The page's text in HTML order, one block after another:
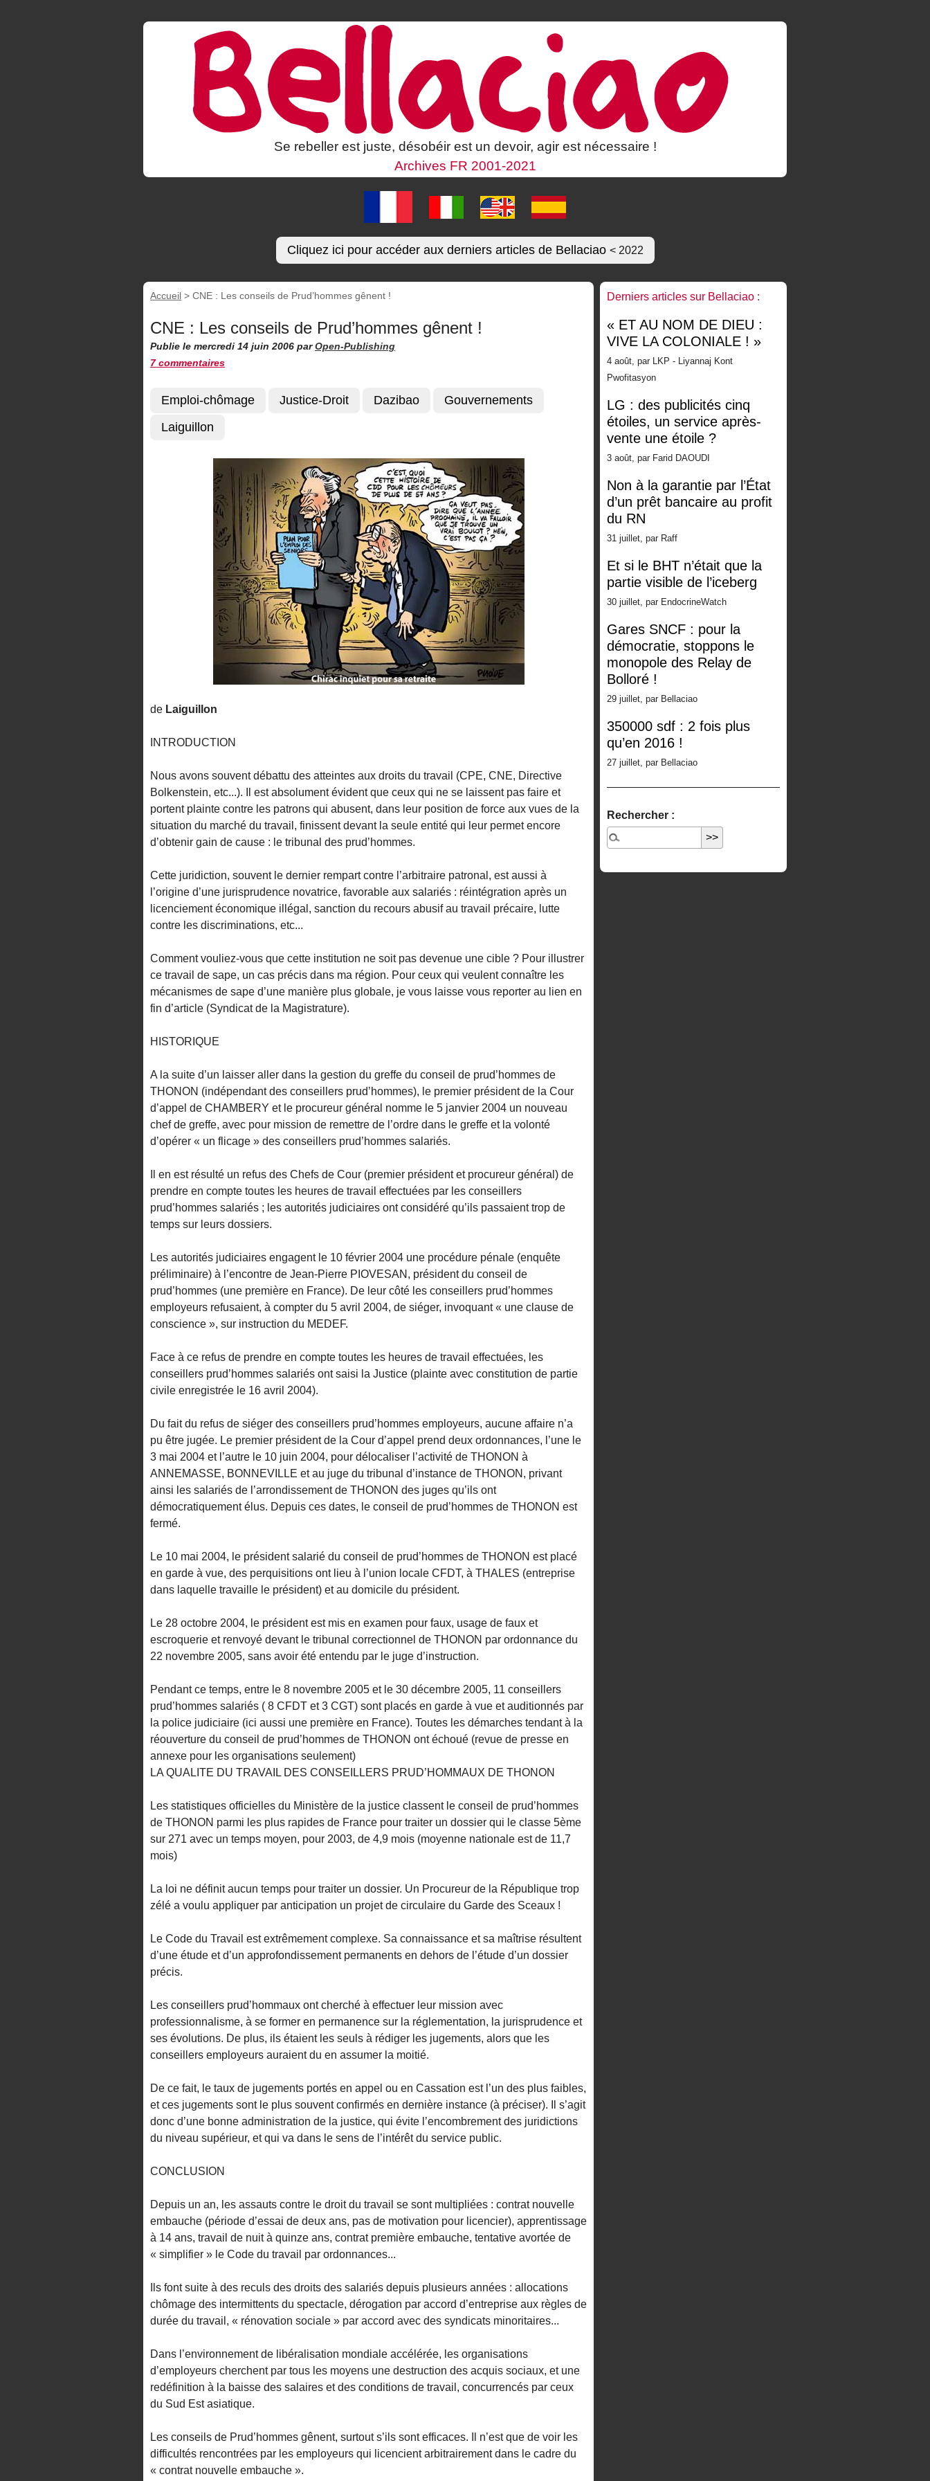
Se rebeller est juste, désobéir est un devoir, agir est nécessaire !
Archives FR 2001-2021
Cliquez ici pour accéder aux derniers articles de Bellaciao < 2022
Accueil > CNE : Les conseils de Prud’hommes gênent !
CNE : Les conseils de Prud’hommes gênent !
Publie le mercredi 14 juin 2006 parOpen-Publishing
7 commentaires
Emploi-chômage Justice-Droit Dazibao
Gouvernements
Laiguillon
de Laiguillon
INTRODUCTION
Nous avons souvent débattu des atteintes aux droits du travail (CPE, CNE, Directive
Bolkenstein, etc...). Il est absolument évident que ceux qui ne se laissent pas faire et
portent plainte contre les patrons qui abusent, dans leur position de force aux vues de la
situation du marché du travail, finissent devant la seule entité qui leur permet encore
d’obtenir gain de cause : le tribunal des prud’hommes.
Cette juridiction, souvent le dernier rempart contre l’arbitraire patronal, est aussi à
l’origine d’une jurisprudence novatrice, favorable aux salariés : réintégration après un
licenciement économique illégal, sanction du recours abusif au travail précaire, lutte
contre les discriminations, etc...
Comment vouliez-vous que cette institution ne soit pas devenue une cible ? Pour illustrer
ce travail de sape, un cas précis dans ma région. Pour ceux qui veulent connaître les
mécanismes de sape d’une manière plus globale, je vous laisse vous reporter au lien en
fin d’article (Syndicat de la Magistrature).
HISTORIQUE
A la suite d’un laisser aller dans la gestion du greffe du conseil de prud’hommes de
THONON (indépendant des conseillers prud’hommes), le premier président de la Cour
d’appel de CHAMBERY et le procureur général nomme le 5 janvier 2004 un nouveau
chef de greffe, avec pour mission de remettre de l’ordre dans le greffe et la volonté
d’opérer « un flicage » des conseillers prud’hommes salariés.
Il en est résulté un refus des Chefs de Cour (premier président et procureur général) de
prendre en compte toutes les heures de travail effectuées par les conseillers
prud’hommes salariés ; les autorités judiciaires ont considéré qu’ils passaient trop de
temps sur leurs dossiers.
Les autorités judiciaires engagent le 10 février 2004 une procédure pénale (enquête
préliminaire) à l’encontre de Jean-Pierre PIOVESAN, président du conseil de
prud’hommes (une première en France). De leur côté les conseillers prud’hommes
employeurs refusaient, à compter du 5 avril 2004, de siéger, invoquant « une clause de
conscience », sur instruction du MEDEF.
Face à ce refus de prendre en compte toutes les heures de travail effectuées, les
conseillers prud’hommes salariés ont saisi la Justice (plainte avec constitution de partie
civile enregistrée le 16 avril 2004).
Du fait du refus de siéger des conseillers prud’hommes employeurs, aucune affaire n’a
pu être jugée. Le premier président de la Cour d’appel prend deux ordonnances, l’une le
3 mai 2004 et l’autre le 10 juin 2004, pour délocaliser l’activité de THONON à
ANNEMASSE, BONNEVILLE et au juge du tribunal d’instance de THONON, privant
ainsi les salariés de l’arrondissement de THONON des juges qu’ils ont
démocratiquement élus. Depuis ces dates, le conseil de prud’hommes de THONON est
fermé.
Le 10 mai 2004, le président salarié du conseil de prud’hommes de THONON est placé
en garde à vue, des perquisitions ont lieu à l’union locale CFDT, à THALES (entreprise
dans laquelle travaille le président) et au domicile du président.
Le 28 octobre 2004, le président est mis en examen pour faux, usage de faux et
escroquerie et renvoyé devant le tribunal correctionnel de THONON par ordonnance du
22 novembre 2005, sans avoir été entendu par le juge d’instruction.
Pendant ce temps, entre le 8 novembre 2005 et le 30 décembre 2005, 11 conseillers
prud’hommes salariés ( 8 CFDT et 3 CGT) sont placés en garde à vue et auditionnés par
la police judiciaire (ici aussi une première en France). Toutes les démarches tendant à la
réouverture du conseil de prud’hommes de THONON ont échoué (revue de presse en
annexe pour les organisations seulement)
LA QUALITE DU TRAVAIL DES CONSEILLERS PRUD’HOMMAUX DE THONON
Les statistiques officielles du Ministère de la justice classent le conseil de prud’hommes
de THONON parmi les plus rapides de France pour traiter un dossier qui le classe 5ème
sur 271 avec un temps moyen, pour 2003, de 4,9 mois (moyenne nationale est de 11,7
mois)
La loi ne définit aucun temps pour traiter un dossier. Un Procureur de la République trop
zélé a voulu appliquer par anticipation un projet de circulaire du Garde des Sceaux !
Le Code du Travail est extrêmement complexe. Sa connaissance et sa maîtrise résultent
d’une étude et d’un approfondissement permanents en dehors de l’étude d’un dossier
précis.
Les conseillers prud’hommaux ont cherché à effectuer leur mission avec
professionnalisme, à se former en permanence sur la réglementation, la jurisprudence et
ses évolutions. De plus, ils étaient les seuls à rédiger les jugements, alors que les
conseillers employeurs auraient du en assumer la moitié.
De ce fait, le taux de jugements portés en appel ou en Cassation est l’un des plus faibles,
et ces jugements sont le plus souvent confirmés en dernière instance (à préciser). Il s’agit
donc d’une bonne administration de la justice, qui évite l’encombrement des juridictions
du niveau supérieur, et qui va dans le sens de l’intérêt du service public.
CONCLUSION
Depuis un an, les assauts contre le droit du travail se sont multipliées : contrat nouvelle
embauche (période d’essai de deux ans, pas de motivation pour licencier), apprentissage
à 14 ans, travail de nuit à quinze ans, contrat première embauche, tentative avortée de
« simplifier » le Code du travail par ordonnances...
Ils font suite à des reculs des droits des salariés depuis plusieurs années : allocations
chômage des intermittents du spectacle, dérogation par accord d’entreprise aux règles de
durée du travail, « rénovation sociale » par accord avec des syndicats minoritaires...
Dans l’environnement de libéralisation mondiale accélérée, les organisations
d’employeurs cherchent par tous les moyens une destruction des acquis sociaux, et une
redéfinition à la baisse des salaires et des conditions de travail, concurrencés par ceux
du Sud Est asiatique.
Les conseils de Prud’hommes gênent, surtout s’ils sont efficaces. Il n’est que de voir les
difficultés rencontrées par les employeurs qui licencient arbitrairement dans le cadre du
« contrat nouvelle embauche ».
Derniers articles sur Bellaciao :
« ET AU NOM DE DIEU :
VIVE LA COLONIALE ! »
4 août, par LKP - Liyannaj Kont
Pwofitasyon
LG : des publicités cinq
étoiles, un service après-
vente une étoile ?
3 août, par Farid DAOUDI
Non à la garantie par l’État
d’un prêt bancaire au profit
du RN
31 juillet, par Raff
Et si le BHT n’était que la
partie visible de l’iceberg
30 juillet, par EndocrineWatch
Gares SNCF : pour la
démocratie, stoppons le
monopole des Relay de
Bolloré !
29 juillet, par Bellaciao
350000 sdf : 2 fois plus
qu’en 2016 !
27 juillet, par Bellaciao
Rechercher :